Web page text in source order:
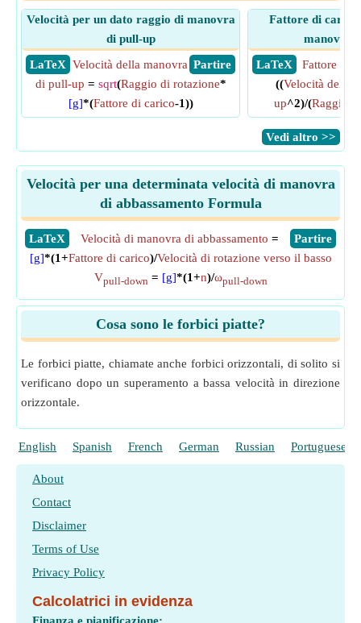
Velocità per un dato raggio di manovra
di pull-up
​ LaTeX
​ Partire
Velocità della manovra
di pull-up = sqrt(Raggio di rotazione*
[g]*(Fattore di carico-1))
Fattore di
manovra
​ LaTeX
Fattore di
((Velocità della
up^2)/(Raggio
​Vedi altro >>
Velocità per una determinata velocità di manovra
di abbassamento Formula
​LaTeX ​Partire
Velocità di manovra di abbassamento =
[g]*(1+Fattore di carico)/Velocità di rotazione verso il basso
Vpull-down = [g]*(1+n)/ωpull-down
Cosa sono le forbici piatte?
Le forbici piatte, chiamate anche forbici orizzontali, di solito si
verificano dopo un superamento a bassa velocità in direzione
orizzontale.
English Spanish French German Russian Portuguese
About
Contact
Disclaimer
Terms of Use
Privacy Policy
Calcolatrici in evidenza